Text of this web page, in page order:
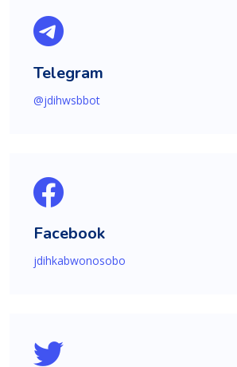
Telegram
@jdihwsbbot
Facebook
jdihkabwonosobo